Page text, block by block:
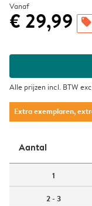
Vanaf
€ 29,99 offers
Alle prijzen incl. BTW
Extra exemplaren,
Aantal
1
2 - 3